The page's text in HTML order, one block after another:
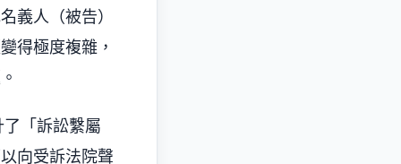
義人（被告）
得極度複雜，
「訴訟繫屬
向受訴法院聲